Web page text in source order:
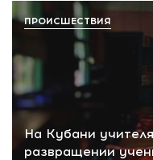
На Кубани
развращении
ПРОИСШЕСТВИЯ